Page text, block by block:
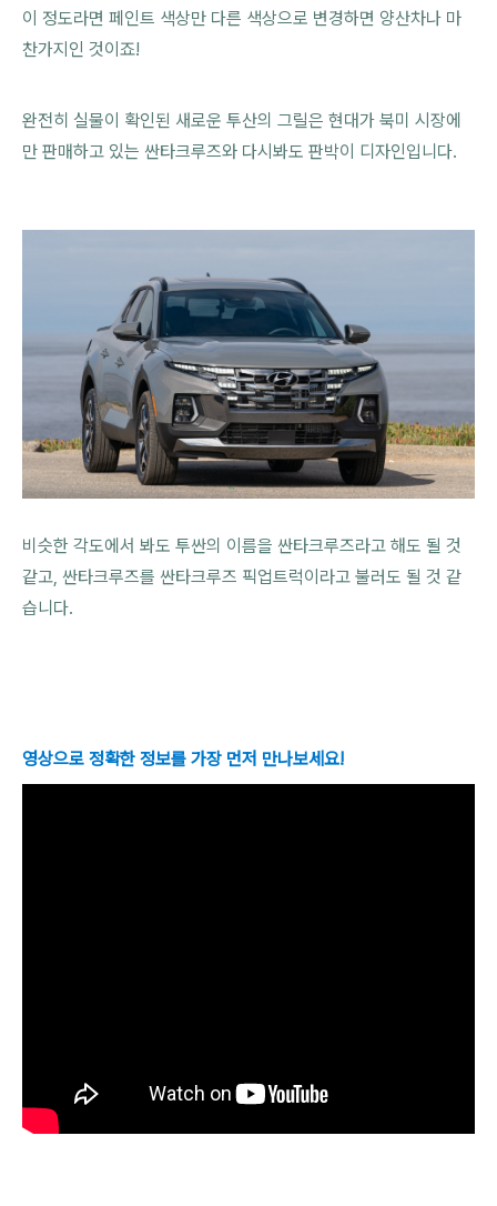
이 정도라면 페인트 색상만 다른 색상으로 변경하면 양산차나 마
찬가지인 것이죠!
완전히 실물이 확인된 새로운 투산의 그릴은 현대가 북미 시장에
만 판매하고 있는 싼타크루즈와 다시봐도 판박이 디자인입니다.
비슷한 각도에서 봐도 투싼의 이름을 싼타크루즈라고 해도 될 것
같고, 싼타크루즈를 싼타크루즈 픽업트럭이라고 불러도 될 것 같
습니다.
영상으로 정확한 정보를 가장 먼저 만나보세요!